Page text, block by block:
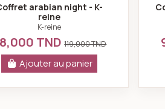
arabian night - K-
reine
K-reine
TND119,000 TND
Ajouter au panier